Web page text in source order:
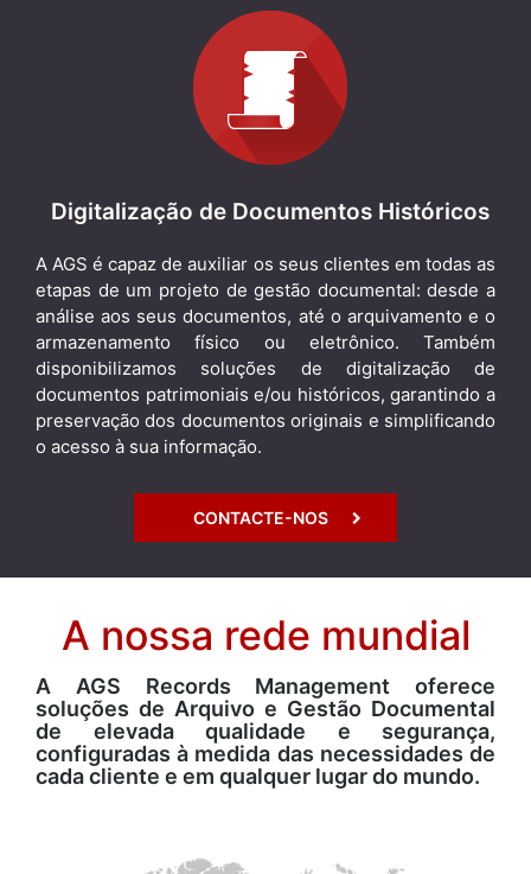
Digitalização de Documentos Históricos
A AGS é capaz de auxiliar os seus clientes em todas as
etapas de um projeto de gestão documental: desde a
análise aos seus documentos, até o arquivamento e o
armazenamento físico ou eletrônico. Também
disponibilizamos soluções de digitalização de
documentos patrimoniais e/ou históricos, garantindo a
preservação dos documentos originais e simplificando
o acesso à sua informação.
CONTACTE-NOS
A nossa rede mundial
A AGS Records Management oferece
soluções de Arquivo e Gestão Documental
de elevada qualidade e segurança,
configuradas à medida das necessidades de
cada cliente e em qualquer lugar do mundo.